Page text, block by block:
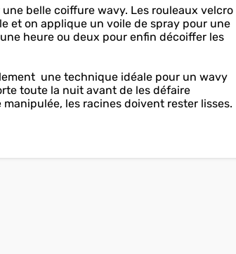
belle coiffure wavy. Les rouleaux velcro
et on applique un voile de spray pour une
heure ou deux pour enfin décoiffer les
une technique idéale pour un wavy
toute la nuit avant de les défaire
les racines doivent rester lisses.